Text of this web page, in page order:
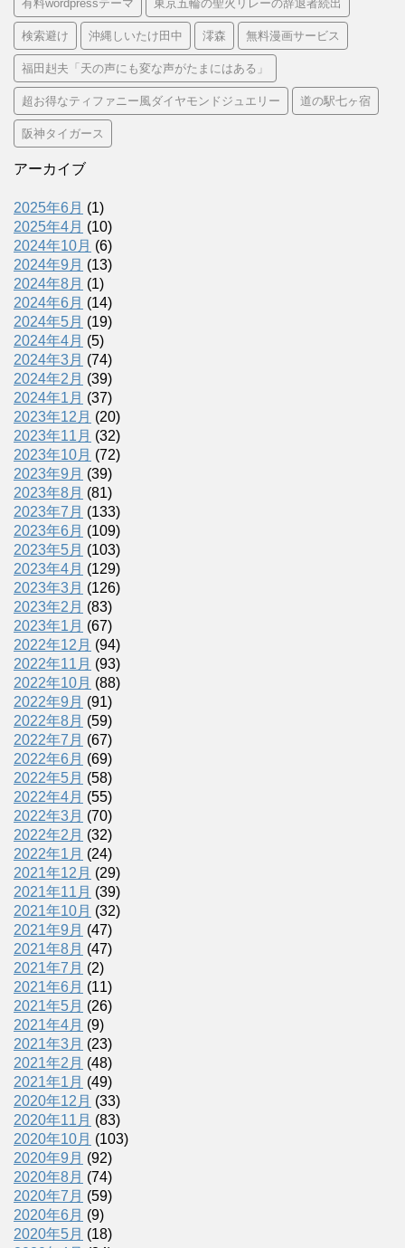
有料wordpressテーマ 東京五輪の聖火リレーの辞退者続出
検索避け 沖縄しいたけ田中 澪森 無料漫画サービス
福田赳夫「天の声にも変な声がたまにはある」
超お得なティファニー風ダイヤモンドジュエリー 道の駅七ヶ宿
阪神タイガース
アーカイブ
2025年6月 (1)
2025年4月 (10)
2024年10月 (6)
2024年9月 (13)
2024年8月 (1)
2024年6月 (14)
2024年5月 (19)
2024年4月 (5)
2024年3月 (74)
2024年2月 (39)
2024年1月 (37)
2023年12月 (20)
2023年11月 (32)
2023年10月 (72)
2023年9月 (39)
2023年8月 (81)
2023年7月 (133)
2023年6月 (109)
2023年5月 (103)
2023年4月 (129)
2023年3月 (126)
2023年2月 (83)
2023年1月 (67)
2022年12月 (94)
2022年11月 (93)
2022年10月 (88)
2022年9月 (91)
2022年8月 (59)
2022年7月 (67)
2022年6月 (69)
2022年5月 (58)
2022年4月 (55)
2022年3月 (70)
2022年2月 (32)
2022年1月 (24)
2021年12月 (29)
2021年11月 (39)
2021年10月 (32)
2021年9月 (47)
2021年8月 (47)
2021年7月 (2)
2021年6月 (11)
2021年5月 (26)
2021年4月 (9)
2021年3月 (23)
2021年2月 (48)
2021年1月 (49)
2020年12月 (33)
2020年11月 (83)
2020年10月 (103)
2020年9月 (92)
2020年8月 (74)
2020年7月 (59)
2020年6月 (9)
2020年5月 (18)